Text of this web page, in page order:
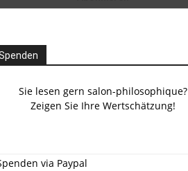
Sie lesen gern salon-philosophique?
Zeigen Sie Ihre Wertschätzung!
via Paypal